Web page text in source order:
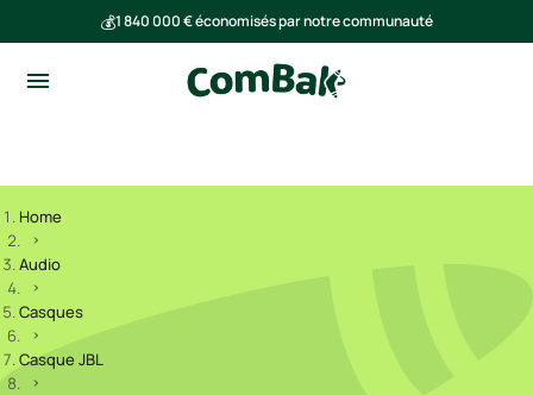
💰1 840 000 € économisés par notre communauté
Home
Audio
Casques
Casque JBL